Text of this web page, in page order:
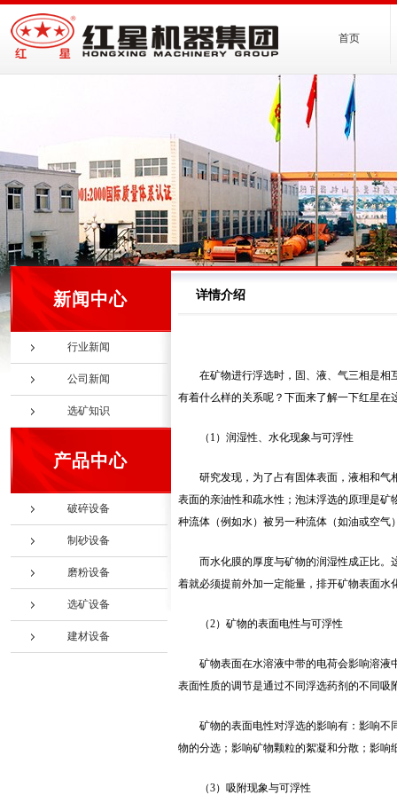
首页
新闻中心
行业新闻
公司新闻
选矿知识
产品中心
破碎设备
制砂设备
磨粉设备
选矿设备
建材设备
详情介绍
在矿物进行浮选时，固、液、气三相是
有着什么样的关系呢？下面来了解一下红星在
（1）润湿性、水化现象与可浮性
研究发现，为了占有固体表面，液相和
表面的亲油性和疏水性；泡沫浮选的原理是
种流体（例如水）被另一种流体（如油或空气
而水化膜的厚度与矿物的润湿性成正比
着就必须提前外加一定能量，排开矿物表面水
（2）矿物的表面电性与可浮性
矿物表面在水溶液中带的电荷会影响溶
表面性质的调节是通过不同浮选药剂的不同吸
矿物的表面电性对浮选的影响有：影响
物的分选；影响矿物颗粒的絮凝和分散；影
（3）吸附现象与可浮性